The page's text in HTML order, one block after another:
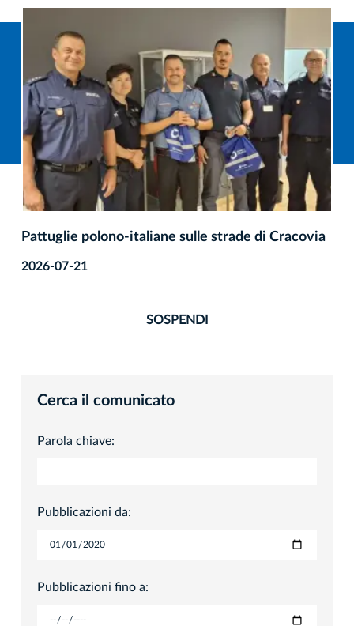
Pattuglie polono-italiane sulle strade di Cracovia
2026-07-21
SOSPENDI
Cerca il comunicato
Parola chiave:
Pubblicazioni da:
Pubblicazioni fino a: